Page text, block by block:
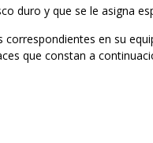
duro y que se le asigna
en su
que constan a